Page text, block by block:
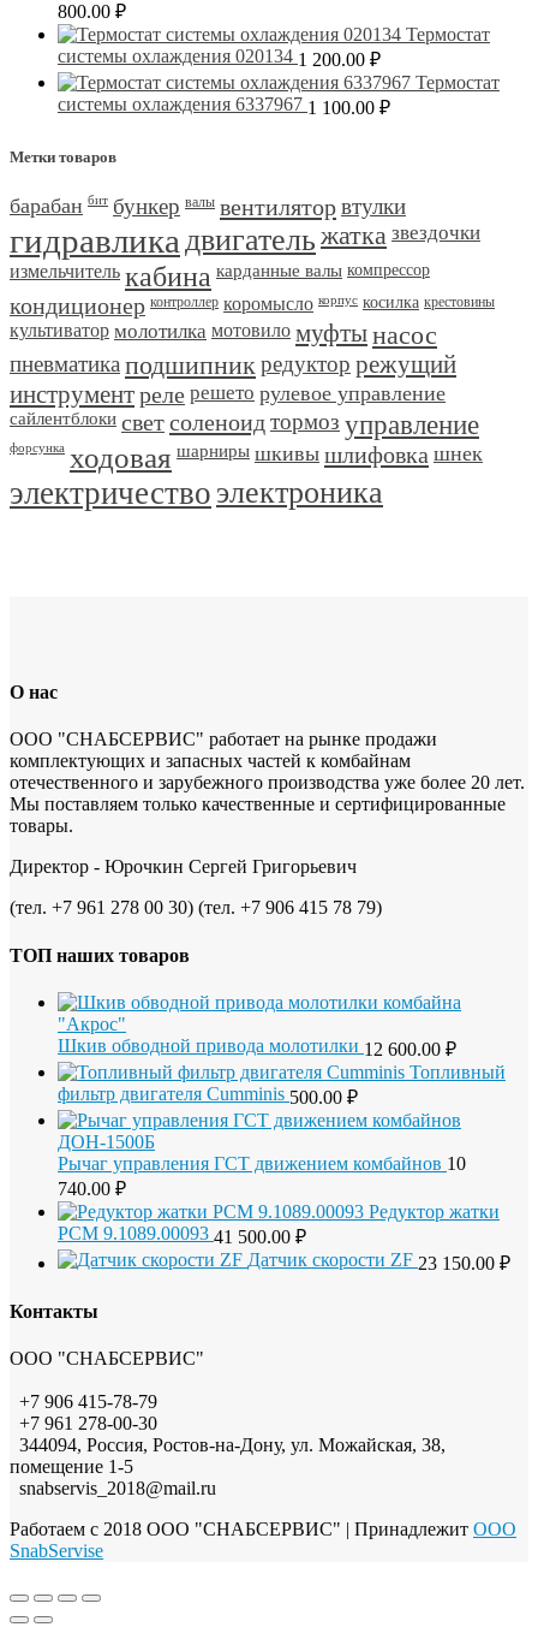
800.00 ₽
Термостат
системы охлаждения 020134 1 200.00 ₽
Термостат
системы охлаждения 6337967 1 100.00 ₽
Метки товаров
барабан бит бункер валы вентиляторвтулки
гидравлика двигатель жатка звездочки
измельчитель кабина карданные валы компрессор
кондиционер контроллер коромысло корпус косилка крестовины
культиватор молотилка мотовило муфтынасос
пневматика подшипник редуктор режущий
инструментреле решето рулевое управление
сайлентблоки светсоленоидтормоз управление
форсунка ходовая шарниры шкивы шлифовка шнек
электричество электроника
О нас
ООО "СНАБСЕРВИС" работает на рынке продажи
комплектующих и запасных частей к комбайнам
отечественного и зарубежного производства уже более 20 лет.
Мы поставляем только качественные и сертифицированные
товары.
Директор - Юрочкин Сергей Григорьевич
(тел. +7 961 278 00 30) (тел. +7 906 415 78 79)
ТОП наших товаров
Шкив обводной привода молотилки 12 600.00 ₽
Топливный
фильтр двигателя Cumminis 500.00 ₽
Рычаг управления ГСТ движением комбайнов 10
740.00 ₽
Редуктор жатки
РСМ 9.1089.00093 41 500.00 ₽
Датчик скорости ZF 23 150.00 ₽
Контакты
ООО "СНАБСЕРВИС"
+7 906 415-78-79
+7 961 278-00-30
344094, Россия, Ростов-на-Дону, ул. Можайская, 38,
помещение 1-5
snabservis_2018@mail.ru
Работаем с 2018 ООО "СНАБСЕРВИС" | Принадлежит OOO
SnabServise